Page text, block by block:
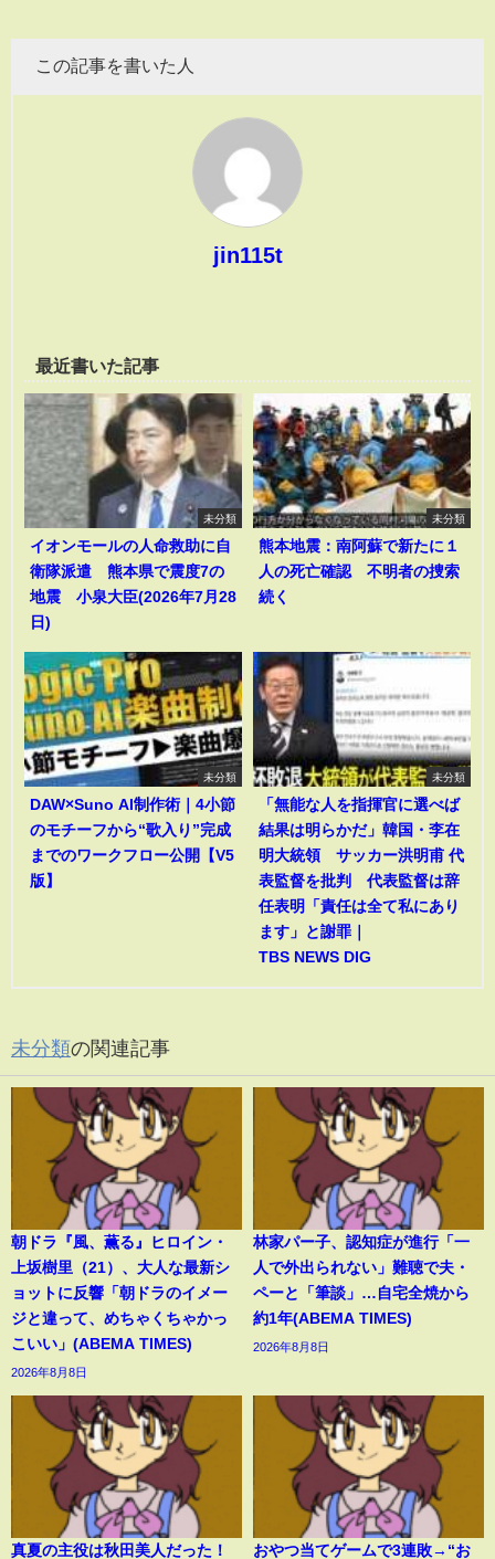
この記事を書いた人
jin115t
最近書いた記事
未分類
イオンモールの人命救助に自
衛隊派遣 熊本県で震度7の
地震 小泉大臣(2026年7月28
日)
未分類
熊本地震：南阿蘇で新たに１
人の死亡確認 不明者の捜索
続く
未分類
DAW×Suno AI制作術｜4小節
のモチーフから“歌入り”完成
までのワークフロー公開【V5
版】
未分類
「無能な人を指揮官に選べば
結果は明らかだ」韓国・李在
明大統領 サッカー洪明甫 代
表監督を批判 代表監督は辞
任表明「責任は全て私にあり
ます」と謝罪｜
TBS NEWS DIG
未分類の関連記事
朝ドラ『風、薫る』ヒロイン・
上坂樹里（21）、大人な最新シ
ョットに反響「朝ドラのイメー
ジと違って、めちゃくちゃかっ
こいい」(ABEMA TIMES)
2026年8月8日
林家パー子、認知症が進行「一
人で外出られない」難聴で夫・
ペーと「筆談」…自宅全焼から
約1年(ABEMA TIMES)
2026年8月8日
真夏の主役は秋田美人だった！
おやつ当てゲームで3連敗→“お